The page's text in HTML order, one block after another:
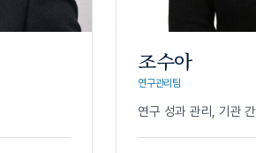
조수아
연구관리팀
연구 성과 관리,기관 간